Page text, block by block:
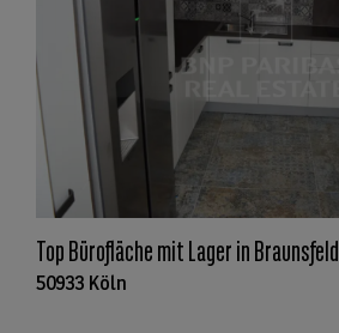
Top Bürofläche mit Lager in Braunsfeld
50933 Köln